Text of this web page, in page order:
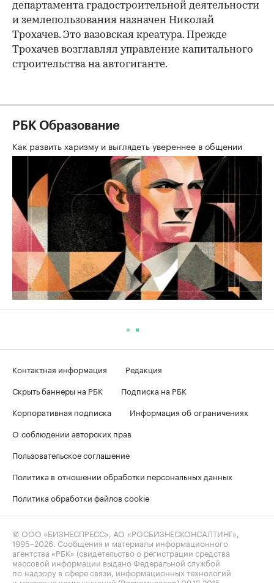
департамента градостроительной деятельности
и землепользования назначен Николай
Трохачев. Это вазовская креатура. Прежде
Трохачев возглавлял управление капитального
строительства на автогиганте.
РБК Образование
Как развить харизму и выглядеть увереннее в общении
Контактная информация
Редакция
Скрыть баннеры на РБК
Подписка на РБК
Корпоративная подписка
Информация об ограничениях
О соблюдении авторских прав
Пользовательское соглашение
Политика в отношении обработки персональных данных
Политика обработки файлов cookie
© ООО «БИЗНЕСПРЕСС», АО «РОСБИЗНЕСКОНСАЛТИНГ»,
1995–2026. Сообщения и материалы информационного
агентства «РБК» (свидетельство о регистрации средства
массовой информации выдано Федеральной службой
по надзору в сфере связи, информационных технологий